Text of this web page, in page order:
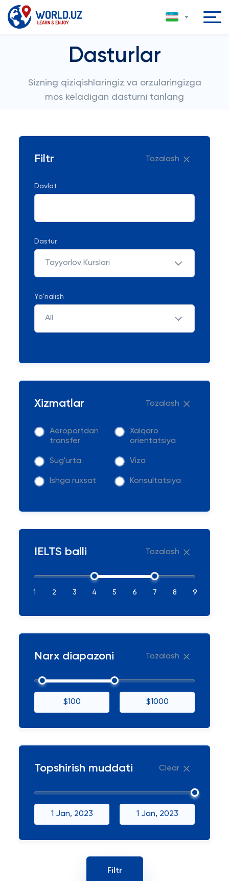
Dasturlar
Sizning qiziqishlaringiz va orzularingizga
mos keladigan dasturni tanlang
Filtr Tozalash
Davlat
Dastur
Tayyorlov Kurslari
Yo'nalish
All
Xizmatlar Tozalash
Aeroportdan
transfer
Xalqaro
orientatsiya
Sug'urta Viza
Ishga ruxsat Konsultatsiya
IELTS balli Tozalash
1 2 3 4 5 6 7 8 9
Narx diapazoni Tozalash
$100 $1000
Topshirish muddati Clear
1 Jan, 2023 1 Jan, 2023